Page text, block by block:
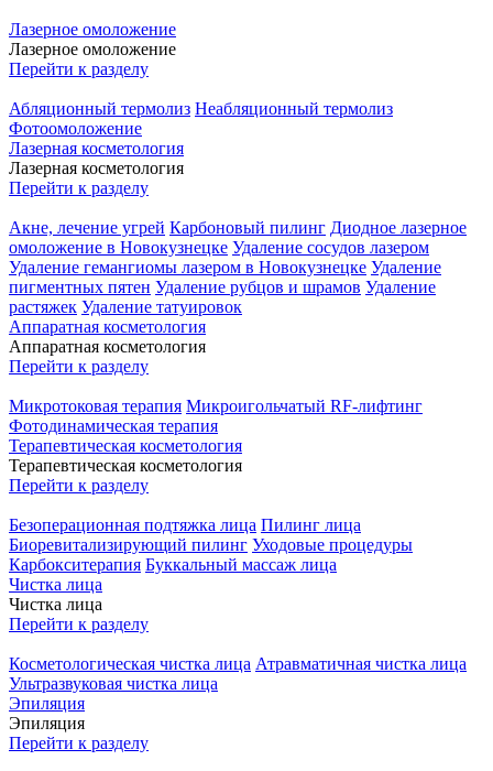
Лазерное омоложение
Лазерное омоложение
Перейти к разделу
Абляционный термолиз Неабляционный термолиз
Фотоомоложение
Лазерная косметология
Лазерная косметология
Перейти к разделу
Акне, лечение угрей Карбоновый пилинг Диодное лазерное
омоложение в Новокузнецке Удаление сосудов лазером
Удаление гемангиомы лазером в Новокузнецке Удаление
пигментных пятен Удаление рубцов и шрамов Удаление
растяжек Удаление татуировок
Аппаратная косметология
Аппаратная косметология
Перейти к разделу
Микротоковая терапия Микроигольчатый RF-лифтинг
Фотодинамическая терапия
Терапевтическая косметология
Терапевтическая косметология
Перейти к разделу
Безоперационная подтяжка лица Пилинг лица
Биоревитализирующий пилинг Уходовые процедуры
Карбокситерапия Буккальный массаж лица
Чистка лица
Чистка лица
Перейти к разделу
Косметологическая чистка лица Атравматичная чистка лица
Ультразвуковая чистка лица
Эпиляция
Эпиляция
Перейти к разделу